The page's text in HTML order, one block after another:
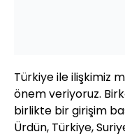
Türkiye ile ilişkimiz
önem veriyoruz.
birlikte bir girişim
Ürdün, Türkiye,